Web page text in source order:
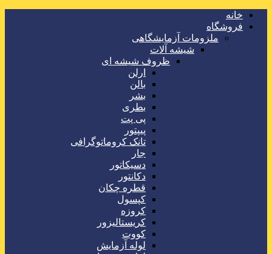
خانه
فروشگاه
ملزومات آزمایشگاهی
شیشه آلات
ظروف شیشه ای
ارلن
بالن
بشر
بطری
پی پت
پیپتور
تانک کروماتوگرافی
جار
دسیکاتور
دکانتور
قطره چکان
کپسول
کروزه
کریستالیزور
کووت
لوله آزمایش